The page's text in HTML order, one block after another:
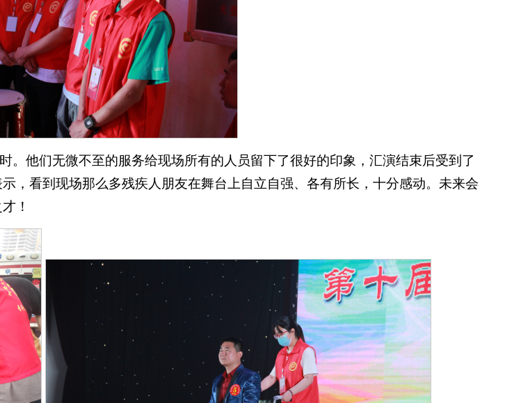
他们无微不至的服务给现场所有的人员留下了很好的印象，汇演结束后受到了
，看到现场那么多残疾人朋友在舞台上自立自强、各有所长，十分感动。未来会
！